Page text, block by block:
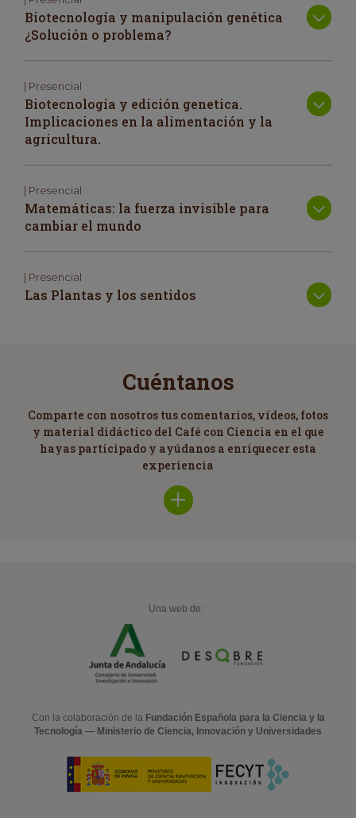
Biotecnología y manipulación genética
¿Solución o problema?
| Presencial
Biotecnología y edición genetica.
Implicaciones en la alimentación y la
agricultura.
| Presencial
Matemáticas: la fuerza invisible para
cambiar el mundo
| Presencial
Las Plantas y los sentidos
Cuéntanos
Comparte con nosotros tus comentarios, vídeos, fotos
y material didáctico del Café con Ciencia en el que
hayas participado y ayúdanos a enriquecer esta
experiencia
Una web de:
Con la colaboración de la Fundación Española para la Ciencia y la
Tecnología — Ministerio de Ciencia, Innovación y Universidades